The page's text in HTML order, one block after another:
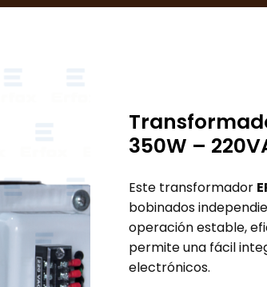
350W –
Este transformador
bobinados
operación estable,
permite una fácil
electrónicos.